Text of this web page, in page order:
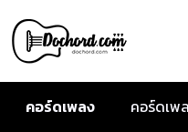
คอร์ดเพลง คอร์ดเพ